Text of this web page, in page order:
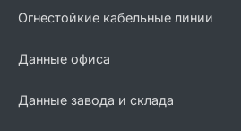
Огнестойкие кабельные линии
Данные офиса
Данные завода и склада